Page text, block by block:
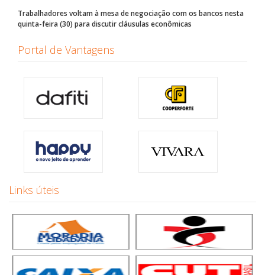
Trabalhadores voltam à mesa de negociação com os bancos nesta
quinta-feira (30) para discutir cláusulas econômicas
Portal de Vantagens
Links úteis